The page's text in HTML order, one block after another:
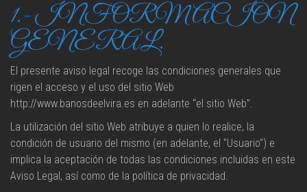
1.- INFORMACIÓN
GENERAL.
El presente aviso legal recoge las condiciones generales que
rigen el acceso y el uso del sitio Web
http://www.banosdeelvira.es en adelante “el sitio Web”.
La utilización del sitio Web atribuye a quien lo realice, la
condición de usuario del mismo (en adelante, el "Usuario") e
implica la aceptación de todas las condiciones incluidas en este
Aviso Legal, así como de la política de privacidad.